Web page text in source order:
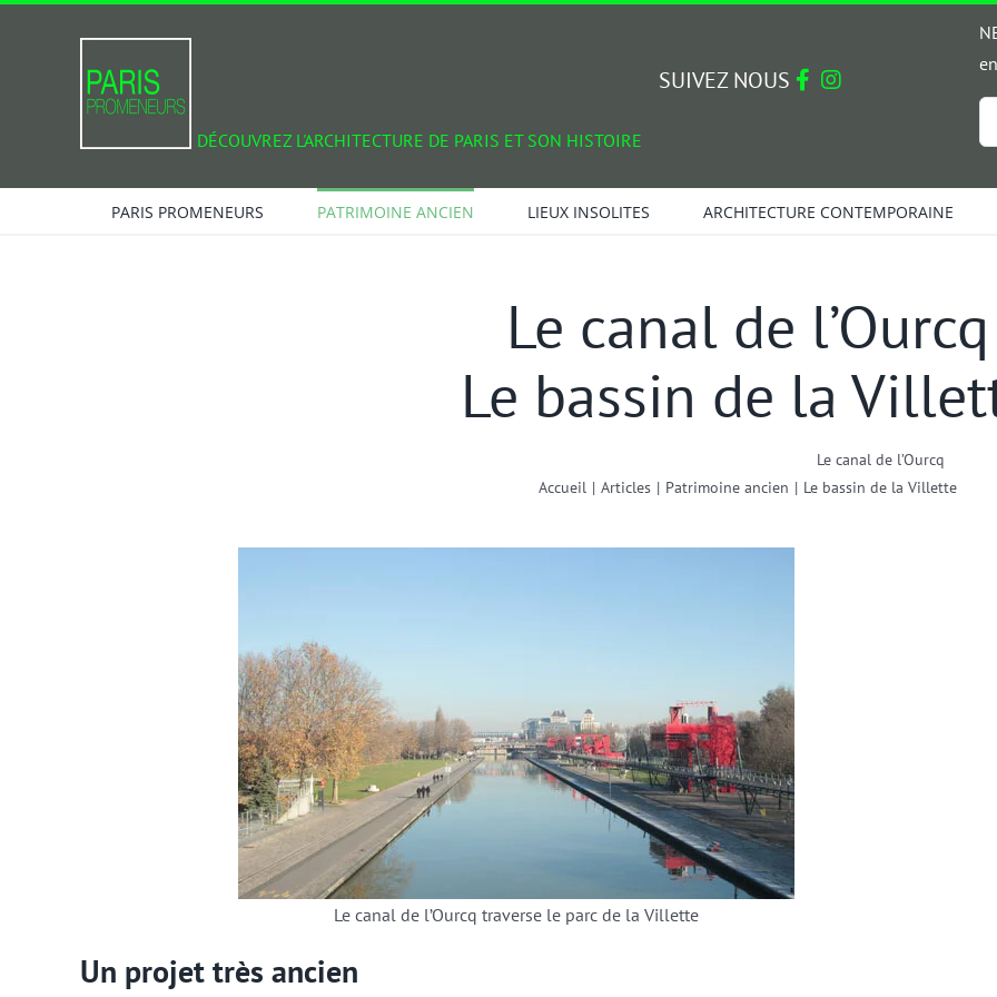
DÉCOUVREZ L'ARCHITECTURE DE PARIS ET SON HISTOIRE
SUIVEZ NOUS
*
PARIS PROMENEURS PATRIMOINE ANCIEN LIEUX INSOLITES ARCHITECTURE CONTEMPORAINE
Le canal de l’Ourcq
Le bassin de la
Accueil | Articles | Patrimoine ancien |
Le canal de l’Ourcq
Le bassin de la Villette
Le canal de l’Ourcq traverse le parc de la Villette
Un projet très ancien